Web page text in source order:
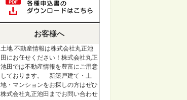
お客様へ
土地 不動産情報は株式会社丸正池
田にお任せください！株式会社丸正
池田では不動産情報を豊富にご用意
しております。 新築戸建て・土
地・マンションをお探しの方はぜひ
株式会社丸正池田までお問い合わせ